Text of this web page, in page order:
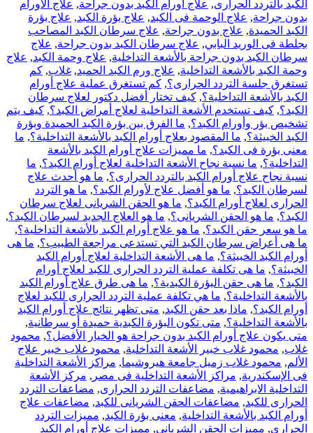
الكبد بالتردد الحرارى, علاج أورام الكبد بدون جراحة, علاج الأورام
بدون جراحة, علاج الوحمة فى الكبد, علاج بؤرة الكبد, علاج بؤرة
الكبد الحميدة, علاج بدون جراحة, علاج سرطان الكبد المصاحب
بجلطة فى الوريد البابي, علاج سرطان الكبد بدون جراحة, علاج
سرطان الكبد بدون جراحة بالأشعة التداخلية, علاج وحمة الكبد, علاج
وحمة الكبد بالأشعة التداخلية, علاج ورم الكبد الحميد, غلاب, كم
تستغرق جلسة التردد الحرارى؟, كم تستغرق عملية علاج أورام
الكبد بالأشعة التداخلية؟, كيف تختار أفضل دكتور لعلاج سرطان
الكبد؟, كيف تستخدم الأشعة التداخلية لعلاج أمراض الكبد؟, كيف يتم
تشخيص بؤر وأورام الكبد؟, ما الفرق بين بؤرة الكبد الحميدة وبؤرة
الكبد الخبيثة؟, ما المقصود بعلاج أورام الكبد بالأشعة التداخلية؟, ما
معنى بؤرة فى الكبد؟, ما مميزات علاج أورام الكبد بالأشعة
التداخلية؟, ما نسبة نجاح الأشعة التداخلية لعلاج أورام الكبد؟, ما
نسبة نجاح علاج أورام الكبد بالتردد الحرارى؟, ما هو أحدث علاج
لسرطان الكبد؟, ما هو أفضل علاج لأورام الكبد؟, ما هو التردد
الحرارى لعلاج أورام الكبد؟, ما هو الحقن الشريانى لعلاج سرطان
الكبد؟, ما هو الحقن الشريانى؟, ما هو العلاج الجديد لسرطان الكبد؟,
ما هو سعر حقن الكبد؟, ما هو علاج أورام الكبد بالأشعة التداخلية؟,
ما هى أعراض سرطان الكبد التي تستدعى مراجعة الطبيب؟, ما هى
أورام الكبد الخبيثة؟, ما هى الأشعة التداخلية لعلاج أورام الكبد
الخبيثة؟, ما هى تكلفة عملية التردد الحرارى للكبد لعلاج أورام
الكبد؟, ما هى حقن البؤرة الكبدية؟, ما هى طرق علاج أورام الكبد
بالأشعة التداخلية؟, ما هي تكلفة عملية التردد الحرارى للكبد لعلاج
أورام الكبد؟, ماذا بعد حقن الكبد, متى تظهر نتائج علاج أورام الكبد
بالأشعة التداخلية؟, متى تكون البؤرة الكبدية حميدة أو سرطانية,
متى يكون علاج أورام الكبد بدون جراحة هو الخيار الأفضل؟, محمود
غلاب, محمود غلاب خبير الأشعة التداخلية, محمود غلاب خبير علاج
الألم, محمود غلاب زميل جامعة هيروشيما, مراكز الأشعة التداخلية
فى الإسكندرية, مراكز الأشعة التداخلية فى مصر , مركز الأشعة
التداخلية الابراهيمية, مضاعفات التردد الحرارى, مضاعفات التردد
الحرارى للكبد, مضاعفات الحقن الشريانى للكبد, مضاعفات علاج
أورام الكبد بالأشعة التداخلية, معنى بؤرة الكبد, مميزات التردد
الحرارى, مميزات الحقن الشريانى, مميزات علاج أورام الكبد